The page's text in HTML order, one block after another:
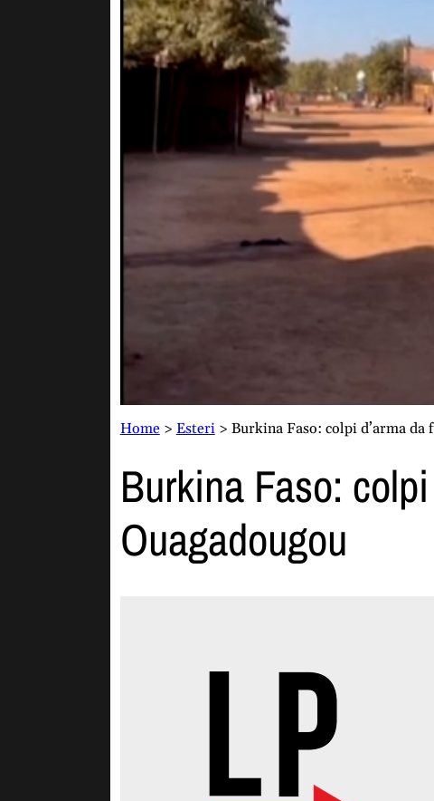
Home> Esteri> Burkina Faso: colpi d’arma da
Burkina Faso:
Ouagadougou